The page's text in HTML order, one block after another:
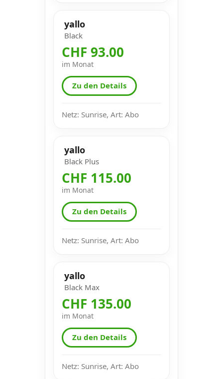
yallo
Black
CHF 93.00
im Monat
Zu den Details
Netz: Sunrise, Art: Abo
yallo
Black Plus
CHF 115.00
im Monat
Zu den Details
Netz: Sunrise, Art: Abo
yallo
Black Max
CHF 135.00
im Monat
Zu den Details
Netz: Sunrise, Art: Abo